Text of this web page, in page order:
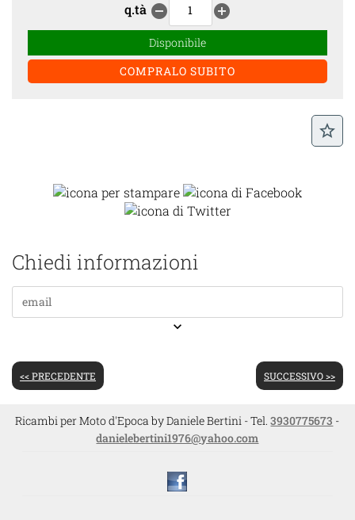
q.tà remove_circle add_circle
Disponibile
star_border
Chiedi informazioni
keyboard_arrow_down
<< PRECEDENTE SUCCESSIVO >>
Ricambi per Moto d'Epoca by Daniele Bertini - Tel.3930775673 -
danielebertini1976@yahoo.com